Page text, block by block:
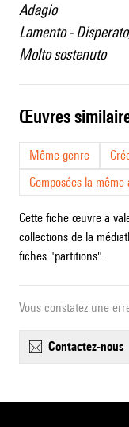
Adagio
Lamento -
Molto sostenuto
œuvres
Même genre
Composées la même
Cette fiche œuvre a
collections de la
fiches "partitions".
Vous constatez une
contactez-nous